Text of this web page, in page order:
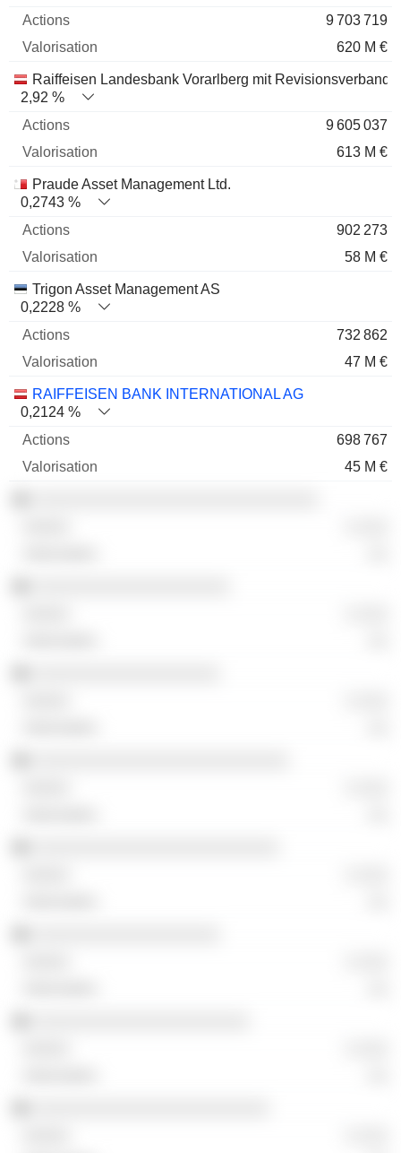
9 703 719
620 M €
Raiffeisen Landesbank Vorarlberg mit Revisionsverband
2,92 %
9 605 037
613 M €
Praude Asset Management Ltd.
0,2743 %
902 273
58 M €
Trigon Asset Management AS
0,2228 %
732 862
47 M €
RAIFFEISEN BANK INTERNATIONAL AG
0,2124 %
698 767
45 M €